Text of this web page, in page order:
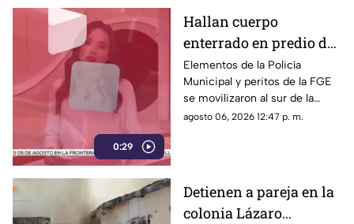
0:29
Hallan cuerpo
enterrado en predio de
la colonia División del
Norte en Chihuahua
Elementos de la Policía
Municipal y peritos de la FGE
se movilizaron al sur de la
capital tras el descubrimiento
agosto 06, 2026 12:47 p. m.
Detienen a pareja en la
colonia Lázaro